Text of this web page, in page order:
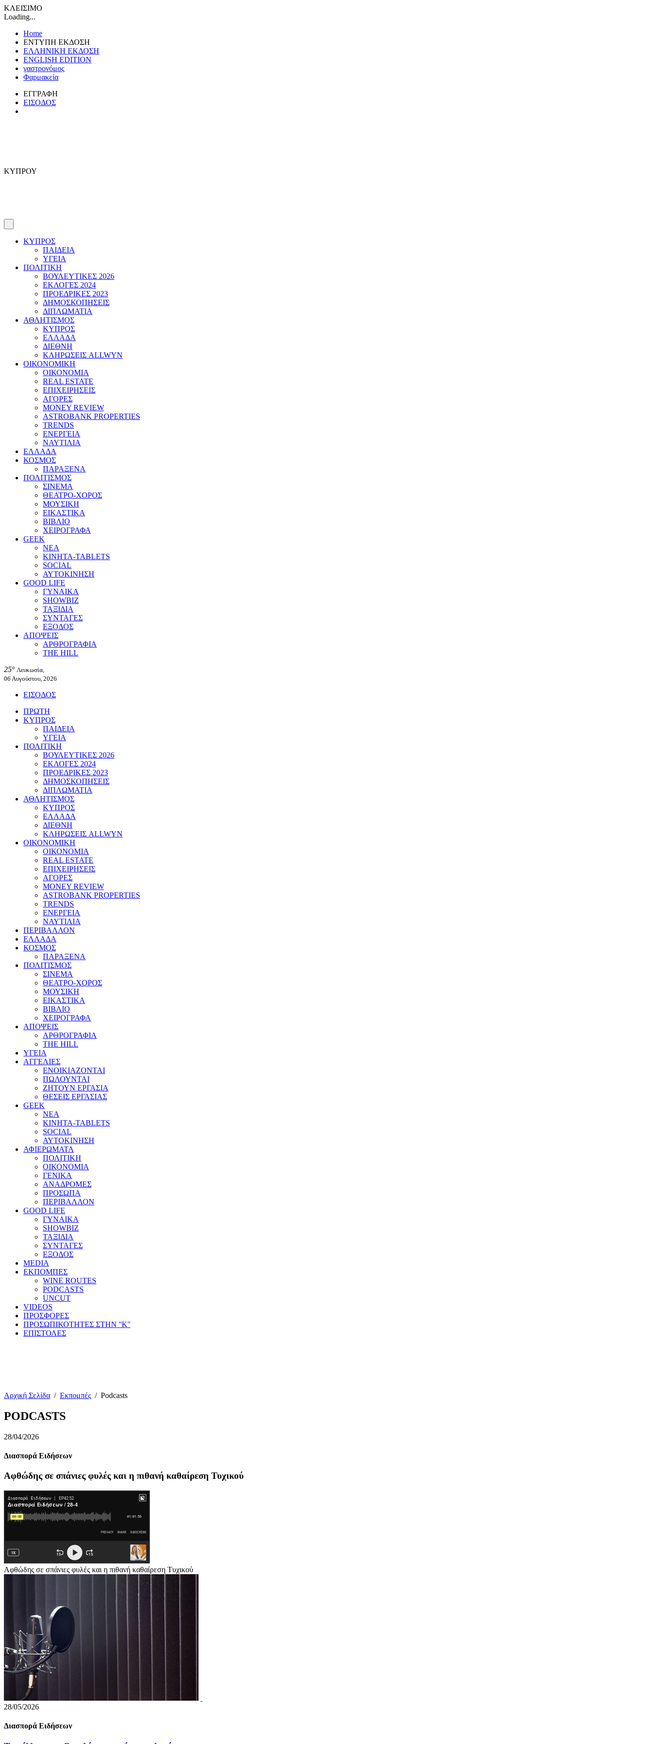
ΚΛΕΙΣΙΜΟ
Loading...
Home
ΕΝΤΥΠΗ ΕΚΔΟΣΗ
ΕΛΛΗΝΙΚΗ ΕΚΔΟΣΗ
ENGLISH EDITION
γαστρονόμος
Φαρμακεία
ΕΓΓΡΑΦΗ
ΕΙΣΟΔΟΣ
ΚΥΠΡΟΥ
ΚΥΠΡΟΣ
ΠΑΙΔΕΙΑ
ΥΓΕΙΑ
ΠΟΛΙΤΙΚΗ
ΒΟΥΛΕΥΤΙΚΕΣ 2026
ΕΚΛΟΓΕΣ 2024
ΠΡΟΕΔΡΙΚΕΣ 2023
ΔΗΜΟΣΚΟΠΗΣΕΙΣ
ΔΙΠΛΩΜΑΤΙΑ
ΑΘΛΗΤΙΣΜΟΣ
ΚΥΠΡΟΣ
ΕΛΛΑΔΑ
ΔΙΕΘΝΗ
ΚΛΗΡΩΣΕΙΣ ALLWYN
ΟΙΚΟΝΟΜΙΚΗ
ΟΙΚΟΝΟΜΙΑ
REAL ESTATE
ΕΠΙΧΕΙΡΗΣΕΙΣ
ΑΓΟΡΕΣ
MONEY REVIEW
ASTROBANK PROPERTIES
TRENDS
ΕΝΕΡΓΕΙΑ
ΝΑΥΤΙΛΙΑ
ΕΛΛΑΔΑ
ΚΟΣΜΟΣ
ΠΑΡΑΞΕΝΑ
ΠΟΛΙΤΙΣΜΟΣ
ΣΙΝΕΜΑ
ΘΕΑΤΡΟ-ΧΟΡΟΣ
ΜΟΥΣΙΚΗ
ΕΙΚΑΣΤΙΚΑ
ΒΙΒΛΙΟ
ΧΕΙΡΟΓΡΑΦΑ
GEEK
ΝΕΑ
ΚΙΝΗΤΑ-TABLETS
SOCIAL
ΑΥΤΟΚΙΝΗΣΗ
GOOD LIFE
ΓΥΝΑΙΚΑ
SHOWBIZ
ΤΑΞΙΔΙΑ
ΣΥΝΤΑΓΕΣ
ΕΞΟΔΟΣ
ΑΠΟΨΕΙΣ
ΑΡΘΡΟΓΡΑΦΙΑ
THE HILL
25° Λευκωσία,
06 Αυγούστου, 2026
ΕΙΣΟΔΟΣ
ΠΡΩΤΗ
ΚΥΠΡΟΣ
ΠΑΙΔΕΙΑ
ΥΓΕΙΑ
ΠΟΛΙΤΙΚΗ
ΒΟΥΛΕΥΤΙΚΕΣ 2026
ΕΚΛΟΓΕΣ 2024
ΠΡΟΕΔΡΙΚΕΣ 2023
ΔΗΜΟΣΚΟΠΗΣΕΙΣ
ΔΙΠΛΩΜΑΤΙΑ
ΑΘΛΗΤΙΣΜΟΣ
ΚΥΠΡΟΣ
ΕΛΛΑΔΑ
ΔΙΕΘΝΗ
ΚΛΗΡΩΣΕΙΣ ALLWYN
ΟΙΚΟΝΟΜΙΚΗ
ΟΙΚΟΝΟΜΙΑ
REAL ESTATE
ΕΠΙΧΕΙΡΗΣΕΙΣ
ΑΓΟΡΕΣ
MONEY REVIEW
ASTROBANK PROPERTIES
TRENDS
ΕΝΕΡΓΕΙΑ
ΝΑΥΤΙΛΙΑ
ΠΕΡΙΒΑΛΛΟΝ
ΕΛΛΑΔΑ
ΚΟΣΜΟΣ
ΠΑΡΑΞΕΝΑ
ΠΟΛΙΤΙΣΜΟΣ
ΣΙΝΕΜΑ
ΘΕΑΤΡΟ-ΧΟΡΟΣ
ΜΟΥΣΙΚΗ
ΕΙΚΑΣΤΙΚΑ
ΒΙΒΛΙΟ
ΧΕΙΡΟΓΡΑΦΑ
ΑΠΟΨΕΙΣ
ΑΡΘΡΟΓΡΑΦΙΑ
THE HILL
ΥΓΕΙΑ
ΑΓΓΕΛΙΕΣ
ΕΝΟΙΚΙΑΖΟΝΤΑΙ
ΠΩΛΟΥΝΤΑΙ
ΖΗΤΟΥΝ ΕΡΓΑΣΙΑ
ΘΕΣΕΙΣ ΕΡΓΑΣΙΑΣ
GEEK
ΝΕΑ
ΚΙΝΗΤΑ-TABLETS
SOCIAL
ΑΥΤΟΚΙΝΗΣΗ
ΑΦΙΕΡΩΜΑΤΑ
ΠΟΛΙΤΙΚΗ
ΟΙΚΟΝΟΜΙΑ
ΓΕΝΙΚΑ
ΑΝΑΔΡΟΜΕΣ
ΠΡΟΣΩΠΑ
ΠΕΡΙΒΑΛΛΟΝ
GOOD LIFE
ΓΥΝΑΙΚΑ
SHOWBIZ
ΤΑΞΙΔΙΑ
ΣΥΝΤΑΓΕΣ
ΕΞΟΔΟΣ
MEDIA
ΕΚΠΟΜΠΕΣ
WINE ROUTES
PODCASTS
UNCUT
VIDEOS
ΠΡΟΣΦΟΡΕΣ
ΠΡΟΣΩΠΙΚΟΤΗΤΕΣ ΣΤΗΝ ''Κ''
ΕΠΙΣΤΟΛΕΣ
Αρχική Σελίδα / Εκπομπές / Podcasts
PODCASTS
28/04/2026
Διασπορά Ειδήσεων
Αφθώδης σε σπάνιες φυλές και η πιθανή καθαίρεση Τυχικού
Αφθώδης σε σπάνιες φυλές και η πιθανή καθαίρεση Τυχικού
28/05/2026
Διασπορά Ειδήσεων